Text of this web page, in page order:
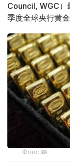
Council, WGC）
季度全球央行黄
Фото: ӨзА